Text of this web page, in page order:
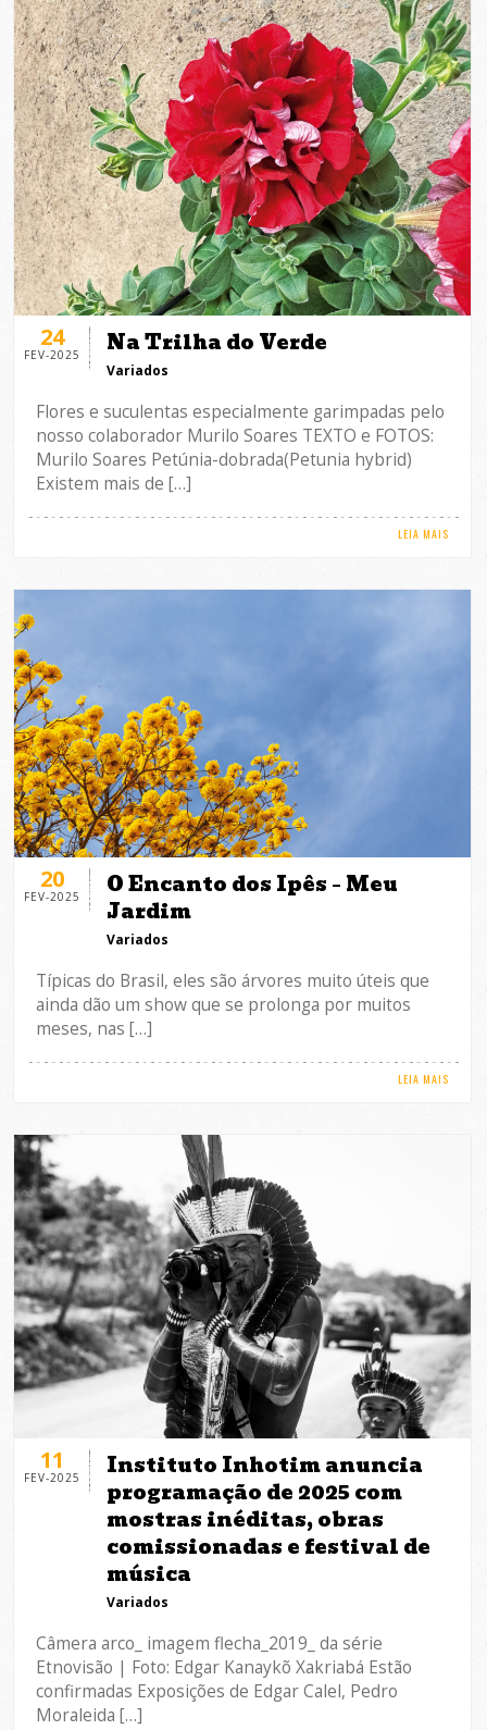
24
FEV-2025 Na Trilha do Verde
Variados
Flores e suculentas especialmente garimpadas pelo
nosso colaborador Murilo Soares TEXTO e FOTOS:
Murilo Soares Petúnia-dobrada(Petunia hybrid)
Existem mais de […]
LEIA MAIS
20
FEV-2025
O Encanto dos Ipês – Meu
Jardim
Variados
Típicas do Brasil, eles são árvores muito úteis que
ainda dão um show que se prolonga por muitos
meses, nas […]
LEIA MAIS
11
FEV-2025
Instituto Inhotim anuncia
programação de 2025 com
mostras inéditas, obras
comissionadas e festival de
música
Variados
Câmera arco_ imagem flecha_2019_ da série
Etnovisão | Foto: Edgar Kanaykõ Xakriabá Estão
confirmadas Exposições de Edgar Calel, Pedro
Moraleida […]